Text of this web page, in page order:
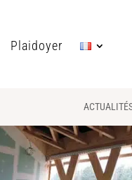
Plaidoyer